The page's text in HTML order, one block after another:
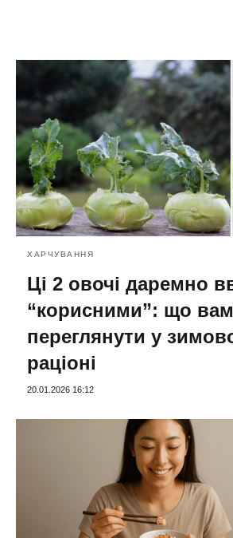
ХАРЧУВАННЯ
Ці 2 овочі даремно
“корисними”: що
переглянути у
раціоні
20.01.2026 16:12